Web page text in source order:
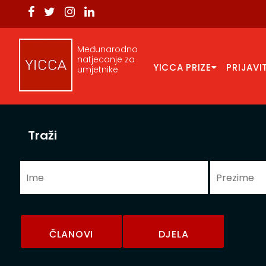
Međunarodno
natjecanje za
umjetnike
YICCA PRIZE
Traži
ČLANOVI DJELA